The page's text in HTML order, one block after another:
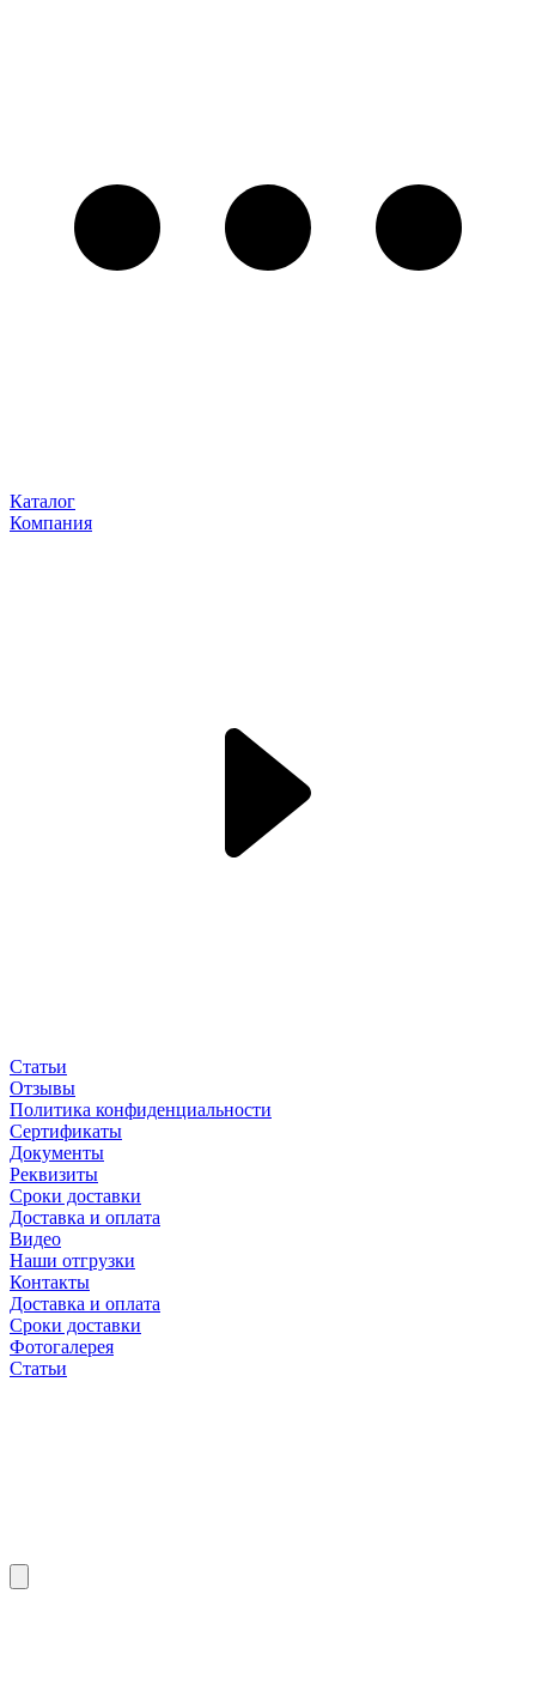
Каталог
Компания
Статьи
Отзывы
Политика конфиденциальности
Сертификаты
Документы
Реквизиты
Сроки доставки
Доставка и оплата
Видео
Наши отгрузки
Контакты
Доставка и оплата
Сроки доставки
Фотогалерея
Статьи